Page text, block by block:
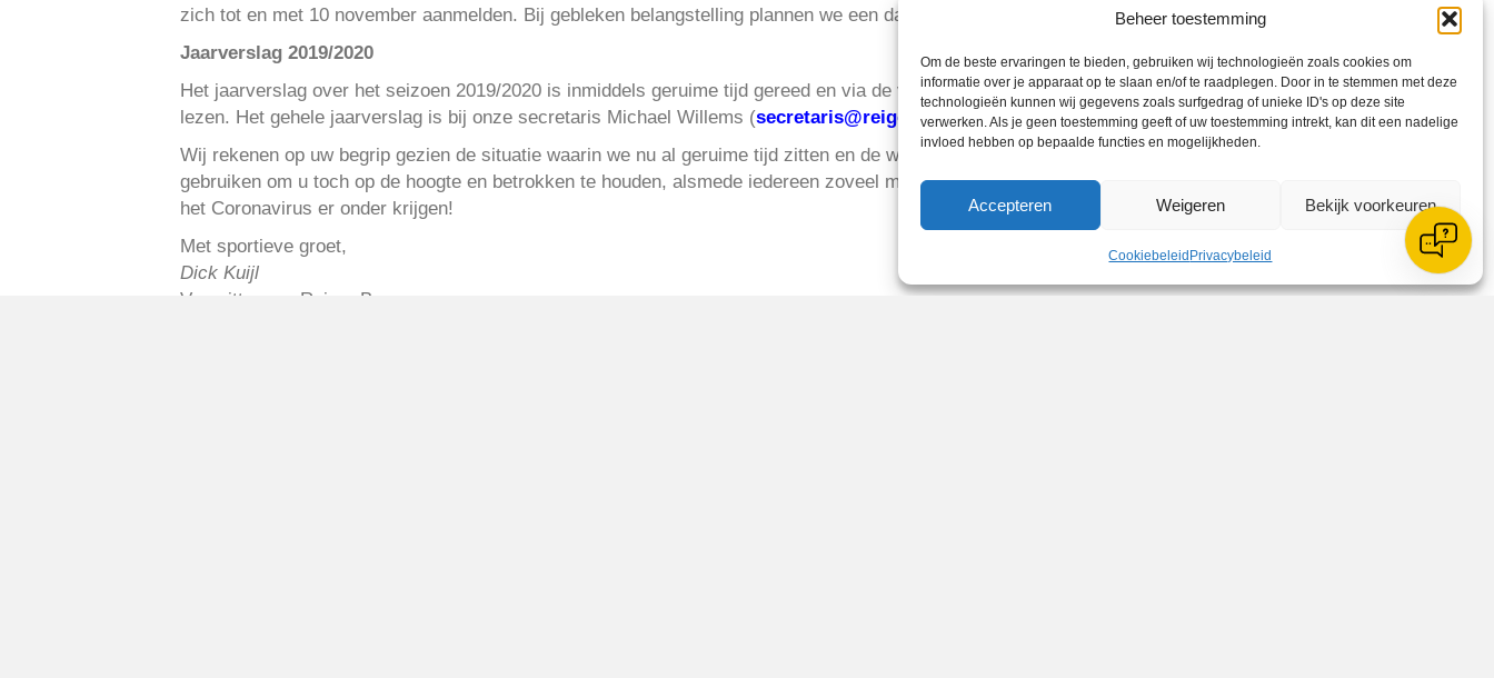
Beheer toestemming
Om de beste ervaringen te bieden, gebruiken wij technologieën zoals cookies om
informatie over je apparaat op te slaan en/of te raadplegen. Door in te stemmen met deze
technologieën kunnen wij gegevens zoals surfgedrag of unieke ID's op deze site
verwerken. Als je geen toestemming geeft of uw toestemming intrekt, kan dit een nadelige
invloed hebben op bepaalde functies en mogelijkheden.
Accepteren Weigeren Bekijk voorkeuren
Cookiebeleid Privacybeleid
zich tot en met 10 november aanmelden. Bij gebleken belangstelling plannen we een datum en tijdstip voor eind november.
Jaarverslag 2019/2020
Het jaarverslag over het seizoen 2019/2020 is inmiddels geruime tijd gereed en via de volgende link (klik hier) kunt u het voorwoord
lezen. Het gehele jaarverslag is bij onze secretaris Michael Willems (secretaris@reigerboys.nl) opvraagbaar.
Wij rekenen op uw begrip gezien de situatie waarin we nu al geruime tijd zitten en de wijze waarop wij als bestuur de mogelijkheden
gebruiken om u toch op de hoogte en betrokken te houden, alsmede iedereen zoveel mogelijk nog te laten voetballen. Laten we samen
het Coronavirus er onder krijgen!
Met sportieve groet,
Dick Kuijl
Voorzitter v.v. Reiger Boys